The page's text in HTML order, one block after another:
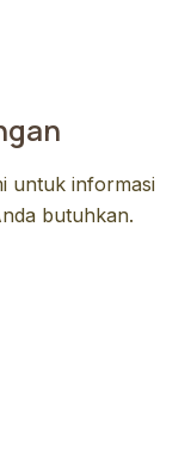
untuk informasi
butuhkan.